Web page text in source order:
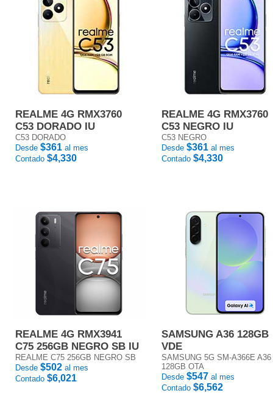
REALME 4G RMX3760
C53 DORADO IU
C53 DORADO
Desde $361 al mes
Contado $4,330
REALME 4G RMX3760
C53 NEGRO IU
C53 NEGRO
Desde $361 al mes
Contado $4,330
REALME 4G RMX3941
C75 256GB NEGRO SB IU
REALME C75 256GB NEGRO SB
Desde $502 al mes
Contado $6,021
SAMSUNG A36 128GB
VDE
SAMSUNG 5G SM-A366E A36
128GB OTA
Desde $547 al mes
Contado $6,562